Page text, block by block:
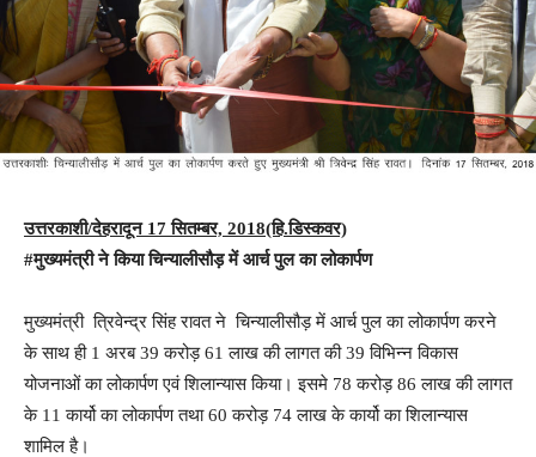
उत्तरकाशी/देहरादून 17 सितम्बर, 2018(हि.डिस्कवर)
#मुख्यमंत्री ने किया चिन्यालीसौड़ में आर्च पुल का लोकार्पण
मुख्यमंत्री त्रिवेन्द्र सिंह रावत ने चिन्यालीसौड़ में आर्च पुल का लोकार्पण करने
के साथ ही 1 अरब 39 करोड़ 61 लाख की लागत की 39 विभिन्न विकास
योजनाओं का लोकार्पण एवं शिलान्यास किया। इसमे 78 करोड़ 86 लाख की लागत
के 11 कार्यो का लोकार्पण तथा 60 करोड़ 74 लाख के कार्यो का शिलान्यास
शामिल है।